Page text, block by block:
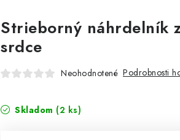
Strieborný náhrdelník
srdce
Neohodnotené Podrobnosti
Skladom (2 ks)